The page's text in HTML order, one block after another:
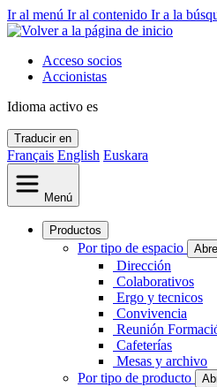
Ir al menú Ir al contenido Ir a la
Acceso socios
Accionistas
Idioma activo es
Traducir en
Français English Euskara
Menú
Productos
Por tipo de espacio
Dirección
Colaborativos
Ergo y tecnicos
Convivencia
Reunión
Cafeterías
Mesas y archivo
Por tipo de producto